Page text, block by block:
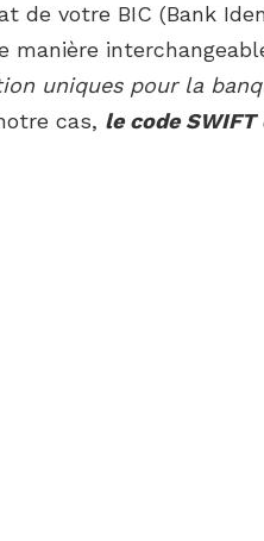
de votre BIC (Bank
uniques pour la
cas, le code SWIFT